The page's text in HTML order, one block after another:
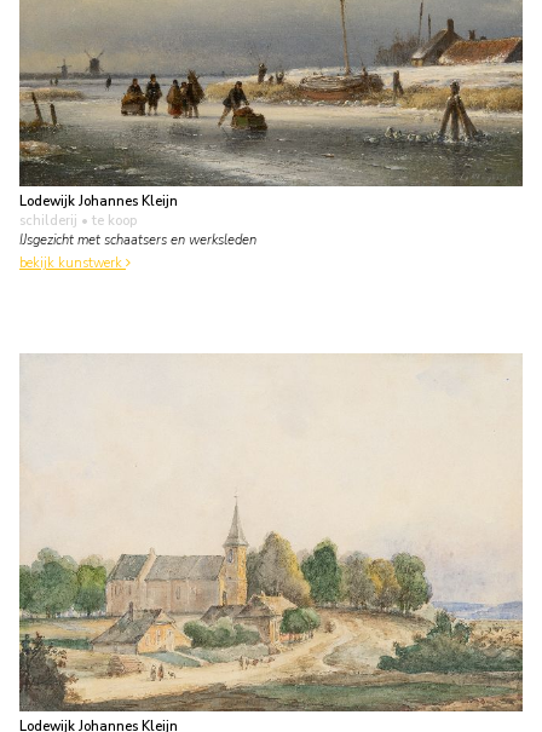
Lodewijk Johannes Kleijn
schilderij • te koop
IJsgezicht met schaatsers en werksleden
bekijk kunstwerk
Lodewijk Johannes Kleijn